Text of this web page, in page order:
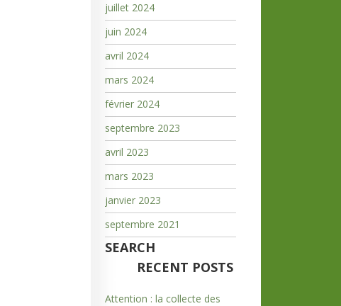
juillet 2024
juin 2024
avril 2024
mars 2024
février 2024
septembre 2023
avril 2023
mars 2023
janvier 2023
septembre 2021
SEARCH
RECENT POSTS
Attention : la collecte des